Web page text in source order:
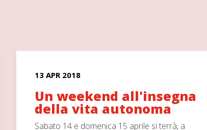
13 APR 2018
Un weekend all'insegna
della vita autonoma
Sabato 14 e domenica 15 aprile si terrà, a